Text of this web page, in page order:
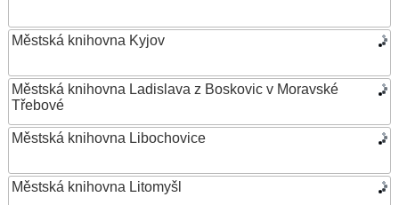
Městská knihovna Kyjov
Městská knihovna Ladislava z Boskovic v Moravské
Třebové
Městská knihovna Libochovice
Městská knihovna Litomyšl